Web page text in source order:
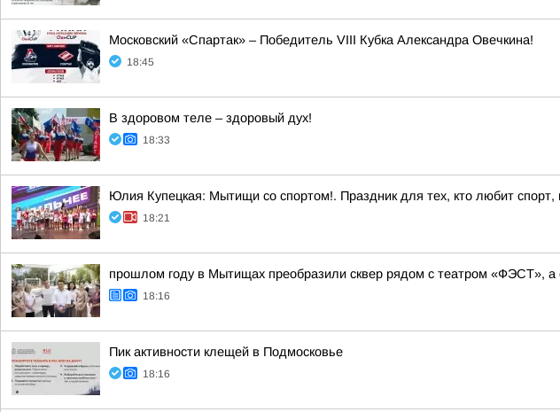
Московский «Спартак» – Победитель VIII Кубка Александра Овечкина!
18:45
В здоровом теле – здоровый дух!
18:33
Юлия Купецкая: Мытищи со спортом!. Праздник для тех, кто любит
18:21
прошлом году в Мытищах преобразили сквер рядом с театром «ФЭСТ»,
18:16
Пик активности клещей в Подмосковье
18:16